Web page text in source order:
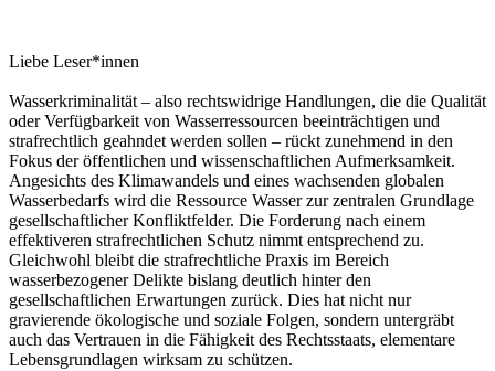
Liebe Leser*innen
Wasserkriminalität – also rechtswidrige Handlungen, die die Qualität
oder Verfügbarkeit von Wasserressourcen beeinträchtigen und
strafrechtlich geahndet werden sollen – rückt zunehmend in den
Fokus der öffentlichen und wissenschaftlichen Aufmerksamkeit.
Angesichts des Klimawandels und eines wachsenden globalen
Wasserbedarfs wird die Ressource Wasser zur zentralen Grundlage
gesellschaftlicher Konfliktfelder. Die Forderung nach einem
effektiveren strafrechtlichen Schutz nimmt entsprechend zu.
Gleichwohl bleibt die strafrechtliche Praxis im Bereich
wasserbezogener Delikte bislang deutlich hinter den
gesellschaftlichen Erwartungen zurück. Dies hat nicht nur
gravierende ökologische und soziale Folgen, sondern untergräbt
auch das Vertrauen in die Fähigkeit des Rechtsstaats, elementare
Lebensgrundlagen wirksam zu schützen.